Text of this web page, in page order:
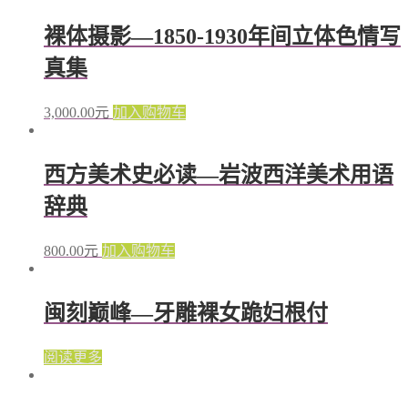
裸体摄影—1850-1930年间立体色情写
真集
3,000.00元 加入购物车
西方美术史必读—岩波西洋美术用语
辞典
800.00元 加入购物车
闽刻巅峰—牙雕裸女跪妇根付
阅读更多